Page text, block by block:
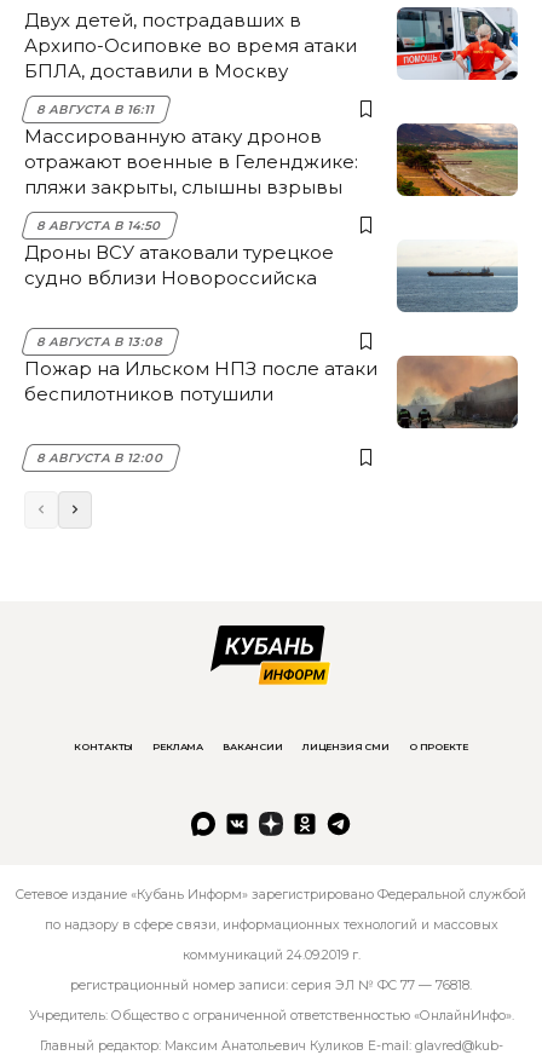
Двух детей, пострадавших в
Архипо-Осиповке во время атаки
БПЛА, доставили в Москву
8 АВГУСТА В 16:11
Массированную атаку дронов
отражают военные в Геленджике:
пляжи закрыты, слышны взрывы
8 АВГУСТА В 14:50
Дроны ВСУ атаковали турецкое
судно вблизи Новороссийска
8 АВГУСТА В 13:08
Пожар на Ильском НПЗ после атаки
беспилотников потушили
8 АВГУСТА В 12:00
КОНТАКТЫ РЕКЛАМА ВАКАНСИИ ЛИЦЕНЗИЯ СМИ О ПРОЕКТЕ
Сетевое издание «Кубань Информ» зарегистрировано Федеральной службой
по надзору в сфере связи, информационных технологий и массовых
коммуникаций 24.09.2019 г.
регистрационный номер записи: серия ЭЛ № ФС 77 — 76818.
Учредитель: Общество с ограниченной ответственностью «ОнлайнИнфо».
Главный редактор: Максим Анатольевич Куликов E-mail: glavred@kub-